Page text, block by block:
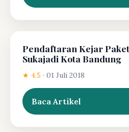
Pendaftaran Kejar
Sukajadi Kota Bandung
★ 4.5 · 01 Juli 2018
Baca Artikel